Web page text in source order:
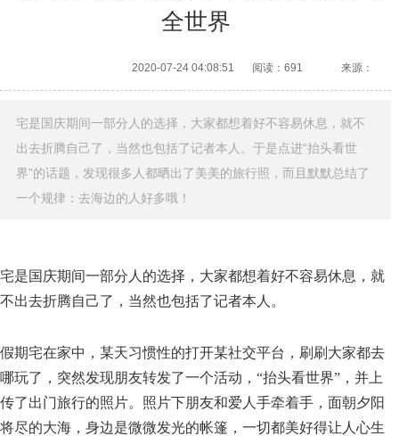
全世界
2020-07-24 04:08:51 阅读：691 来源：
宅是国庆期间一部分人的选择，大家都想着好不容易休息，就不
出去折腾自己了，当然也包括了记者本人。于是点进“抬头看世
界”的话题，发现很多人都晒出了美美的旅行照，而且默默总结了
一个规律：去海边的人好多哦！
宅是国庆期间一部分人的选择，大家都想着好不容易休息，就
不出去折腾自己了，当然也包括了记者本人。
假期宅在家中，某天习惯性的打开某社交平台，刷刷大家都去
哪玩了，突然发现朋友转发了一个活动，“抬头看世界”，并上
传了出门旅行的照片。照片下朋友和爱人手牵着手，面朝夕阳
将尽的大海，身边是微微发光的帐篷，一切都美好得让人心生